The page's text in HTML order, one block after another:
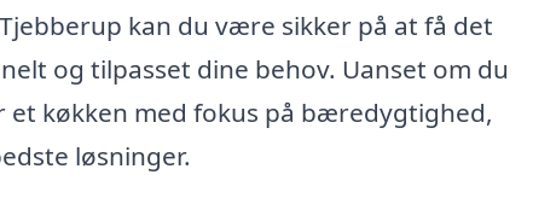
kan du være sikker på at få det
og tilpasset dine behov. Uanset om du
et køkken med fokus på bæredygtighed,
løsninger.